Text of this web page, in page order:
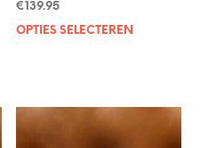
meerdere
variaties.
€ 139.95
OPTIES SELECTEREN
Deze